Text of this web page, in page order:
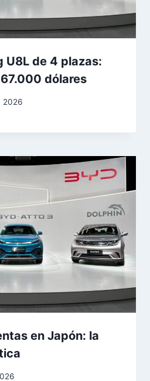
U8L de 4 plazas:
dólares
2026
en Japón: la